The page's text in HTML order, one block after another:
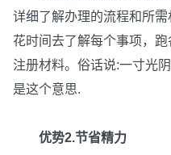
详细了解办理的流程和所
花时间去了解每个事项，
注册材料。俗话说:一寸光
是这个意思.
优势2.节省精力